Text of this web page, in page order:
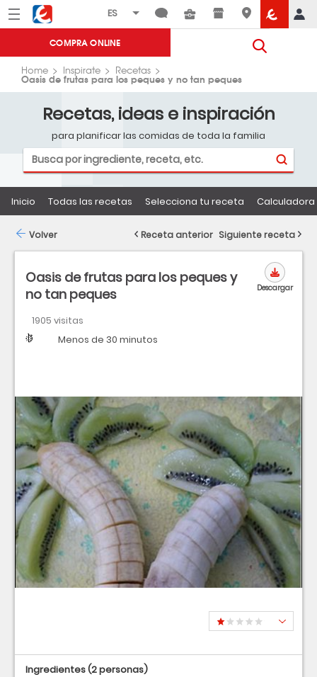
Menú Eroski
COMPRA ONLINE
Home Inspirate Recetas
Oasis de frutas para los peques y no tan peques
Recetas, ideas e inspiración
para planificar las comidas de toda la familia
Inicio Todas las recetas Selecciona tu receta
Oasis de frutas para los peques y
no tan peques
1905 visitas
Dificultad
Tiempo Menos de 30 minutos
Descargar
Ingredientes(2 personas)
Volver Receta anterior Siguiente receta